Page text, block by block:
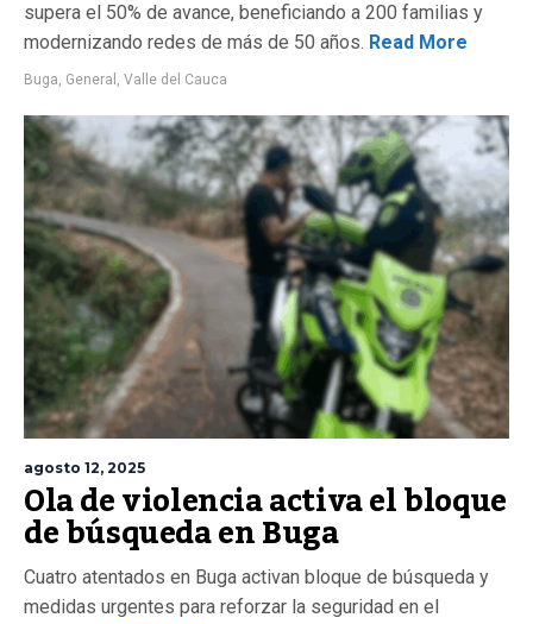
supera el 50% de avance, beneficiando a 200 familias y
modernizando redes de más de 50 años. Read More
Buga, General , Valle del Cauca
agosto 12, 2025
Ola de violencia activa el bloque
de búsqueda en Buga
Cuatro atentados en Buga activan bloque de búsqueda y
medidas urgentes para reforzar la seguridad en el